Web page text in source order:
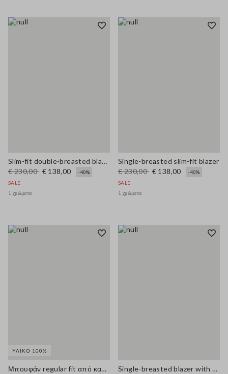
Slim-fit double-breasted blazer
€ 230,00 € 138,00
-40%
SALE
1 χρώματα
Single-breasted slim-fit blazer
€ 230,00 € 138,00
-40%
SALE
1 χρώματα
ΥΛΙΚΌ 100%
Μπουφάν regular fit από καθαρό βαμβάκι με πολύχρωμο ριγέ σχέδιο
Single-breasted blazer with woven design